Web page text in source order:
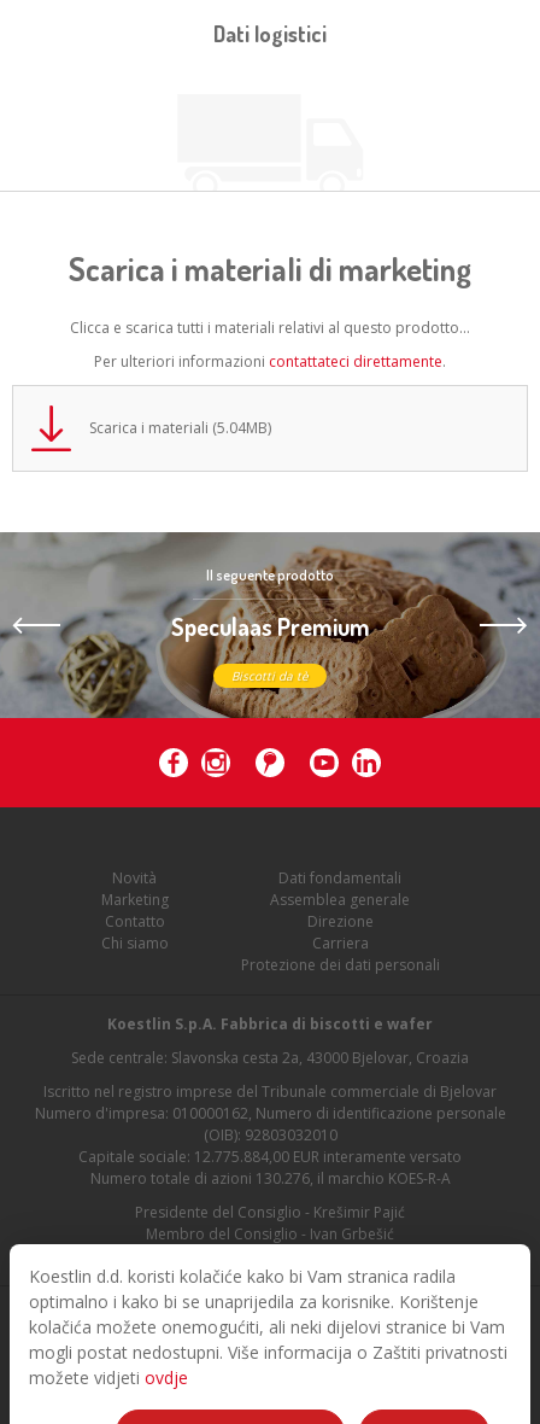
Koestlin d.d. koristi kolačiće kako bi Vam stranica radila
optimalno i kako bi se unaprijedila za korisnike. Korištenje
kolačića možete onemogućiti, ali neki dijelovi stranice bi Vam
mogli postat nedostupni. Više informacija o Zaštiti privatnosti
možete vidjeti ovdje
Dati logistici
Scarica i materiali di marketing
Clicca e scarica tutti i materiali relativi al questo prodotto...
Per ulteriori informazioni contattateci direttamente.
Scarica i materiali (5.04MB)
Il seguente prodotto
Speculaas Premium
Biscotti da tè
Novità
Marketing
Contatto
Chi siamo
Dati fondamentali
Assemblea generale
Direzione
Carriera
Protezione dei dati personali
Koestlin S.p.A. Fabbrica di biscotti e wafer
Sede centrale: Slavonska cesta 2a, 43000 Bjelovar, Croazia
Iscritto nel registro imprese del Tribunale commerciale di Bjelovar
Numero d'impresa: 010000162, Numero di identificazione personale
(OIB): 92803032010
Capitale sociale: 12.775.884,00 EUR interamente versato
Numero totale di azioni 130.276, il marchio KOES-R-A
Presidente del Consiglio - Krešimir Pajić
Membro del Consiglio - Ivan Grbešić
© 2026. Koestlin. Tutti i diritti sono riservati.
Designed and developed by